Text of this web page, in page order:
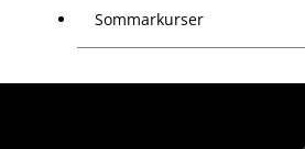
Sommarkurser